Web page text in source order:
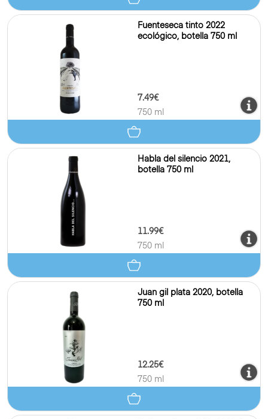
Fuenteseca tinto 2022
ecológico, botella 750 ml
7.49€
750 ml
Habla del silencio 2021,
botella 750 ml
11.99€
750 ml
Juan gil plata 2020, botella
750 ml
12.25€
750 ml